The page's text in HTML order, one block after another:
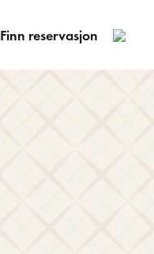
Finn reservasjon